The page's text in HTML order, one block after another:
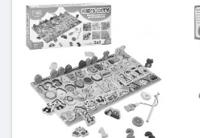
Возраст
От 3-х лет
Материал
Дерево